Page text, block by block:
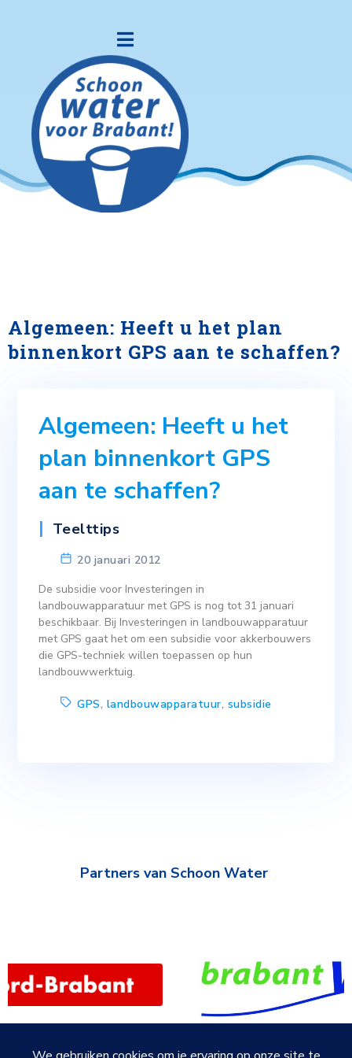
Algemeen: Heeft u het plan
binnenkort GPS aan te schaffen?
Algemeen: Heeft u het
plan binnenkort GPS
aan te schaffen?
Teelttips
20 januari 2012
De subsidie voor Investeringen in
landbouwapparatuur met GPS is nog tot 31 januari
beschikbaar. Bij Investeringen in landbouwapparatuur
met GPS gaat het om een subsidie voor akkerbouwers
die GPS-techniek willen toepassen op hun
landbouwwerktuig.
GPS, landbouwapparatuur, subsidie
Partners van Schoon Water